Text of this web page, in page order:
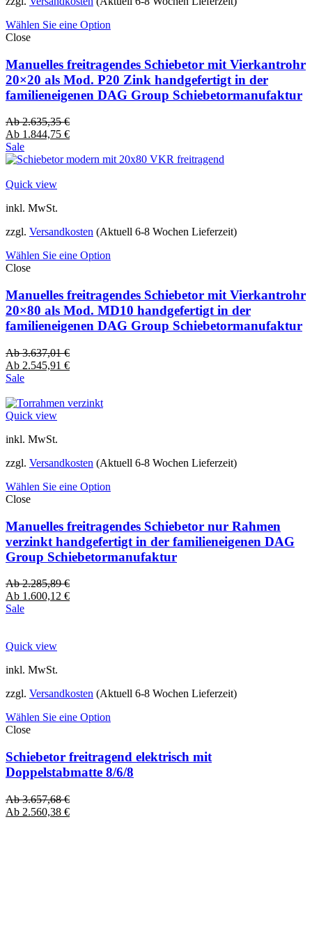
Wählen Sie eine Option
Close
Manuelles freitragendes Schiebetor mit Vierkantrohr
20×20 als Mod. P20 Zink handgefertigt in der
familieneigenen DAG Group Schiebetormanufaktur
Ab2.635,35€
Ab 1.844,75 €
Sale
Quick view
inkl. MwSt.
zzgl. Versandkosten (Aktuell 6-8 Wochen Lieferzeit)
Wählen Sie eine Option
Close
Manuelles freitragendes Schiebetor mit Vierkantrohr
20×80 als Mod. MD10 handgefertigt in der
familieneigenen DAG Group Schiebetormanufaktur
Ab3.637,01€
Ab 2.545,91 €
Sale
Quick view
inkl. MwSt.
zzgl. Versandkosten (Aktuell 6-8 Wochen Lieferzeit)
Wählen Sie eine Option
Close
Manuelles freitragendes Schiebetor nur Rahmen
verzinkt handgefertigt in der familieneigenen DAG
Group Schiebetormanufaktur
Ab2.285,89€
Ab 1.600,12 €
Sale
Quick view
inkl. MwSt.
zzgl. Versandkosten (Aktuell 6-8 Wochen Lieferzeit)
Wählen Sie eine Option
Close
Schiebetor freitragend elektrisch mit
Doppelstabmatte 8/6/8
Ab3.657,68€
Ab 2.560,38 €